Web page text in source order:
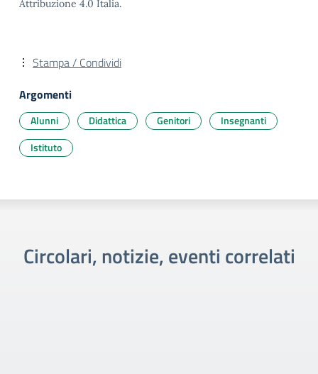
Attribuzione 4.0 Italia.
Stampa / Condividi
Argomenti
Alunni Didattica Genitori
Insegnanti
Istituto
Circolari, notizie, eventi correlati